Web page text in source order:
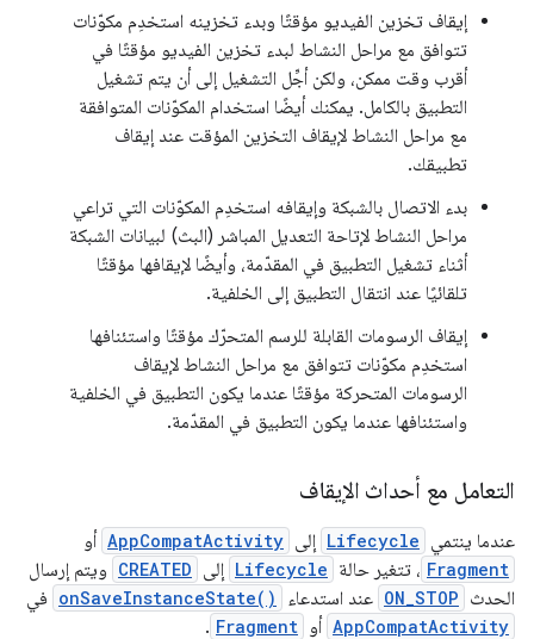
إيقاف تخزين الفيديو مؤقتًا وبدء تخزينه استخدِم مكوّنات
تتوافق مع مراحل النشاط لبدء تخزين الفيديو مؤقتًا في
أقرب وقت ممكن، ولكن أجِّل التشغيل إلى أن يتم تشغيل
التطبيق بالكامل. يمكنك أيضًا استخدام المكوّنات المتوافقة
مع مراحل النشاط لإيقاف التخزين المؤقت عند إيقاف
تطبيقك.
بدء الاتصال بالشبكة وإيقافه استخدِم المكوّنات التي تراعي
مراحل النشاط لإتاحة التعديل المباشر (البث) لبيانات الشبكة
أثناء تشغيل التطبيق في المقدّمة، وأيضًا لإيقافها مؤقتًا
تلقائيًا عند انتقال التطبيق إلى الخلفية.
إيقاف الرسومات القابلة للرسم المتحرّك مؤقتًا واستئنافها
استخدِم مكوّنات تتوافق مع مراحل النشاط لإيقاف
الرسومات المتحركة مؤقتًا عندما يكون التطبيق في الخلفية
واستئنافها عندما يكون التطبيق في المقدّمة.
التعامل مع أحداث الإيقاف
عندما ينتمي Lifecycle إلى AppCompatActivity أو
Fragment ، تتغير حالة Lifecycle إلى CREATED ويتم إرسال
الحدث ON_STOP عند استدعاء onSaveInstanceState() في
AppCompatActivity أو Fragment
.